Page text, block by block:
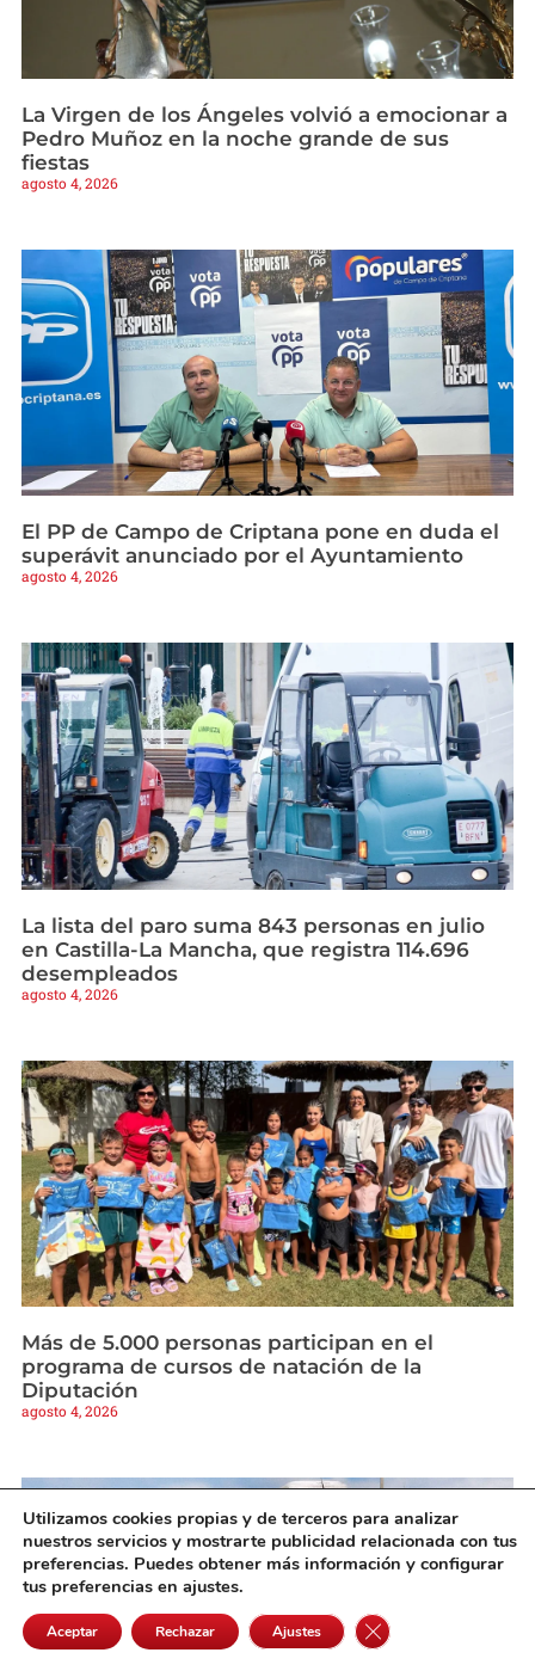
La Virgen de los Ángeles volvió a emocionar a
Pedro Muñoz en la noche grande de sus
fiestas
agosto 4, 2026
El PP de Campo de Criptana pone en duda el
superávit anunciado por el Ayuntamiento
agosto 4, 2026
La lista del paro suma 843 personas en julio
en Castilla-La Mancha, que registra 114.696
desempleados
agosto 4, 2026
Más de 5.000 personas participan en el
programa de cursos de natación de la
Diputación
agosto 4, 2026
Utilizamos cookies propias y de terceros para analizar
nuestros servicios y mostrarte publicidad relacionada con tus
preferencias. Puedes obtener más información y configurar
tus preferencias en ajustes.
Aceptar Rechazar Ajustes Cerrar el banner de